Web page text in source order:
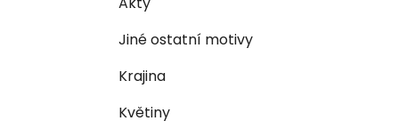
Jiné ostatní motivy
Krajina
Květiny